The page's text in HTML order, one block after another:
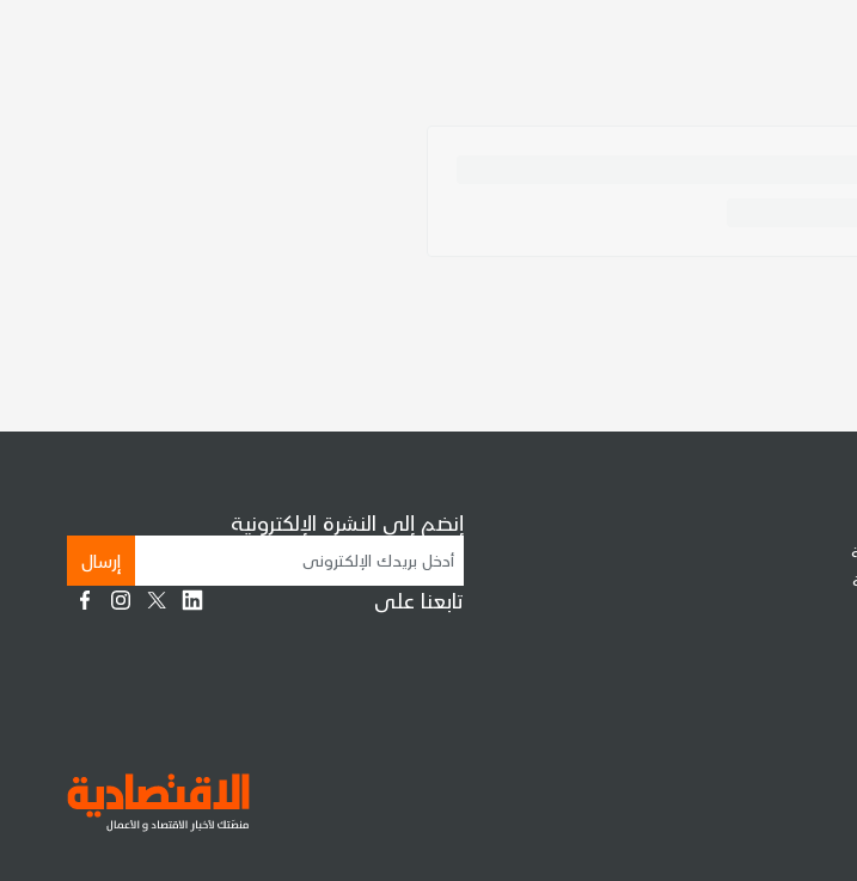
إنضم إلى النشرة الإلكترونية
إرسال
تابعنا على